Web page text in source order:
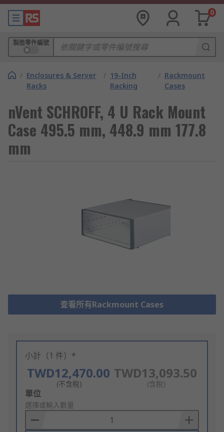
0
製造零件編號
/ Enclosures & Server
Racks
/ 19-Inch
Racking
/ Rackmount
Cases
nVent SCHROFF, 4 U Rack Mount
Case 495.5 mm, 448.9 mm 177.8
mm
查看所有Rackmount Cases
小計（1 件）*
TWD12,470.00
(不含稅)
TWD13,093.50
(含稅)
Add
to
Basket
單位
選擇或輸入數量